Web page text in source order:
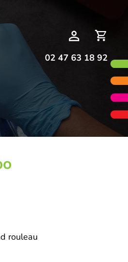
Mon
devis
02 47 63 18 92
rouleau